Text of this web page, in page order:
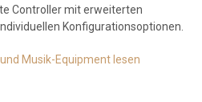
Controller mit erweiterten
Konfigurationsoptionen.
Musik-Equipment lesen